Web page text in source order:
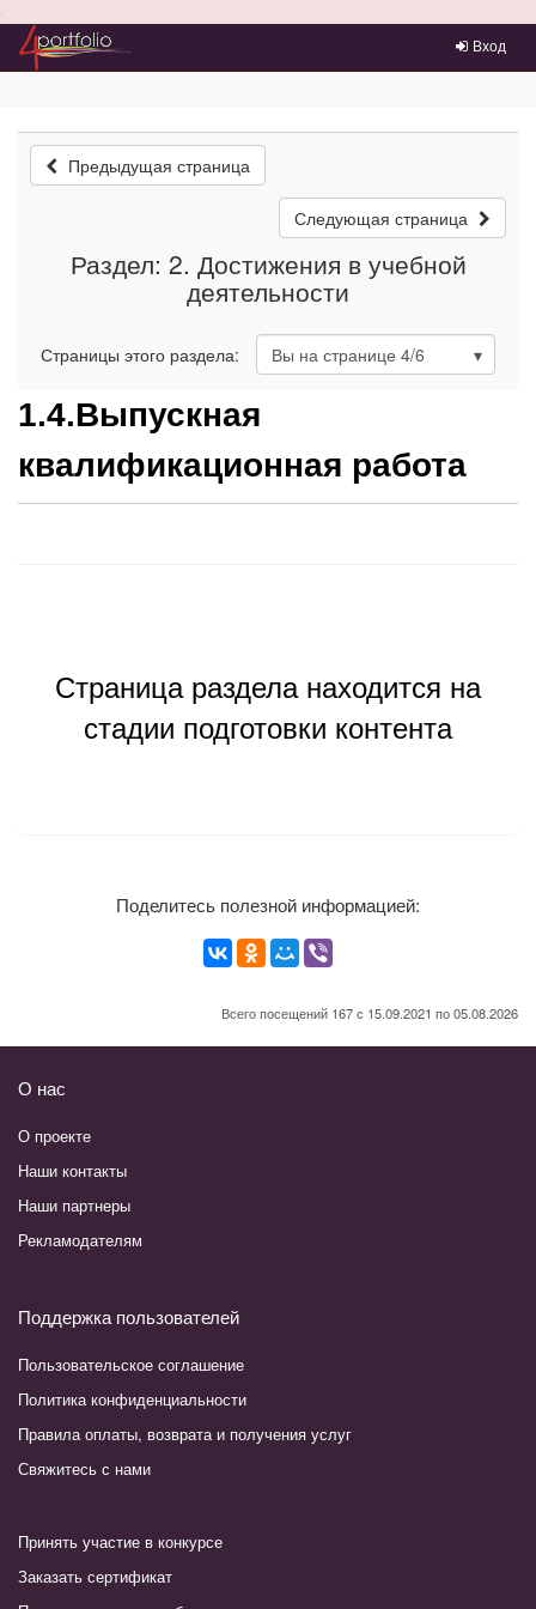
Преейти на главное меню
Вход
Предыдущая страница
Следующая страница
Раздел: 2. Достижения в учебной
деятельности
Страницы этого раздела: Вы на странице 4/6
1.4.Выпускная
квалификационная работа
Страница раздела находится на
стадии подготовки контента
Поделитесь полезной информацией:
Всего посещений 167 с 15.09.2021 по 05.08.2026
О нас
О проекте
Наши контакты
Наши партнеры
Рекламодателям
Поддержка пользователей
Пользовательское соглашение
Политика конфиденциальности
Правила оплаты, возврата и получения услуг
Свяжитесь с нами
Принять участие в конкурсе
Заказать сертификат